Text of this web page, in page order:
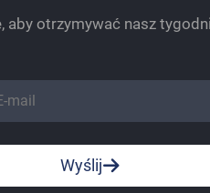
aby otrzymywać nasz
Wyślij